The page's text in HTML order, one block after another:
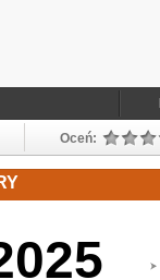
Oceń: